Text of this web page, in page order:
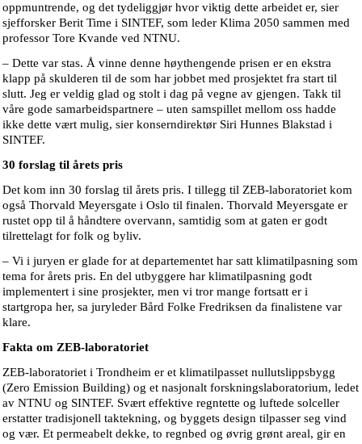
oppmuntrende, og det tydeliggjør hvor viktig dette arbeidet er, sier
sjefforsker Berit Time i SINTEF, som leder Klima 2050 sammen med
professor Tore Kvande ved NTNU.
– Dette var stas. Å vinne denne høythengende prisen er en ekstra
klapp på skulderen til de som har jobbet med prosjektet fra start til
slutt. Jeg er veldig glad og stolt i dag på vegne av gjengen. Takk til
våre gode samarbeidspartnere – uten samspillet mellom oss hadde
ikke dette vært mulig, sier konserndirektør Siri Hunnes Blakstad i
SINTEF.
30 forslag til årets pris
Det kom inn 30 forslag til årets pris. I tillegg til ZEB-laboratoriet kom
også Thorvald Meyersgate i Oslo til finalen. Thorvald Meyersgate er
rustet opp til å håndtere overvann, samtidig som at gaten er godt
tilrettelagt for folk og byliv.
– Vi i juryen er glade for at departementet har satt klimatilpasning som
tema for årets pris. En del utbyggere har klimatilpasning godt
implementert i sine prosjekter, men vi tror mange fortsatt er i
startgropa her, sa juryleder Bård Folke Fredriksen da finalistene var
klare.
Fakta om ZEB-laboratoriet
ZEB-laboratoriet i Trondheim er et klimatilpasset nullutslippsbygg
(Zero Emission Building) og et nasjonalt forskningslaboratorium, ledet
av NTNU og SINTEF. Svært effektive regntette og luftede solceller
erstatter tradisjonell taktekning, og byggets design tilpasser seg vind
og vær. Et permeabelt dekke, to regnbed og øvrig grønt areal, gir en